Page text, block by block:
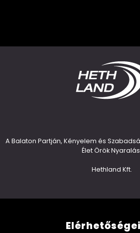
A Balaton Partján, Kényelem és
Élet Örök
Hethland Kft.